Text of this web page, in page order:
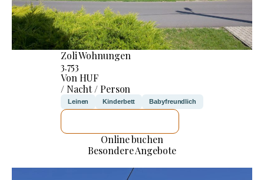
Zoli Wohnungen
3.753
Von HUF
/ Nacht / Person
Leinen Kinderbett Babyfreundlich
Online buchen
Besondere Angebote